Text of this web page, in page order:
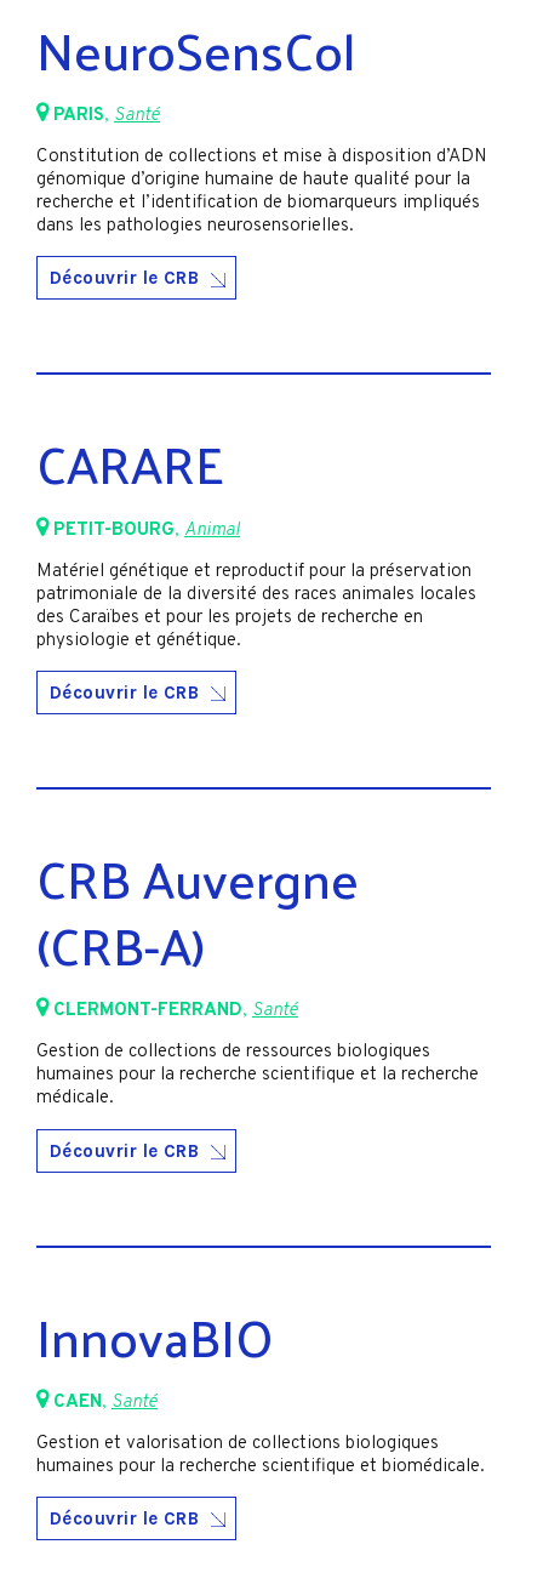
NeuroSensCol
PARIS, Santé
Constitution de collections et mise à disposition d’ADN
génomique d’origine humaine de haute qualité pour la
recherche et l’identification de biomarqueurs impliqués
dans les pathologies neurosensorielles.
Découvrir le CRB
CARARE
PETIT-BOURG, Animal
Matériel génétique et reproductif pour la préservation
patrimoniale de la diversité des races animales locales
des Caraïbes et pour les projets de recherche en
physiologie et génétique.
Découvrir le CRB
CRB Auvergne
(CRB-A)
CLERMONT-FERRAND, Santé
Gestion de collections de ressources biologiques
humaines pour la recherche scientifique et la recherche
médicale.
Découvrir le CRB
InnovaBIO
CAEN, Santé
Gestion et valorisation de collections biologiques
humaines pour la recherche scientifique et biomédicale.
Découvrir le CRB